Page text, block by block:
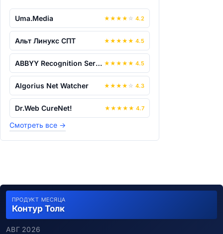
Uma.Media ★ ★ ★ ★ ☆ 4.2
Альт Линукс СПТ ★ ★ ★ ★ ★ 4.5
ABBYY Recognition Server ★ ★ ★ ★ ★ 4.5
Algorius Net Watcher ★ ★ ★ ★ ☆ 4.3
Dr.Web CureNet! ★ ★ ★ ★ ★ 4.7
Смотреть все →
ПРОДУКТ МЕСЯЦА
Контур Толк
АВГ 2026